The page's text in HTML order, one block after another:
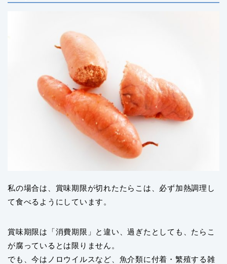
私の場合は、賞味期限が切れたたらこは、必ず加熱調理し
て食べるようにしています。
賞味期限は「消費期限」と違い、過ぎたとしても、たらこ
が腐っているとは限りません。
でも、今はノロウイルスなど、魚介類に付着・繁殖する雑